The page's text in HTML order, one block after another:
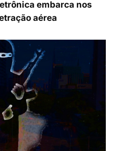
embarca nos
aérea